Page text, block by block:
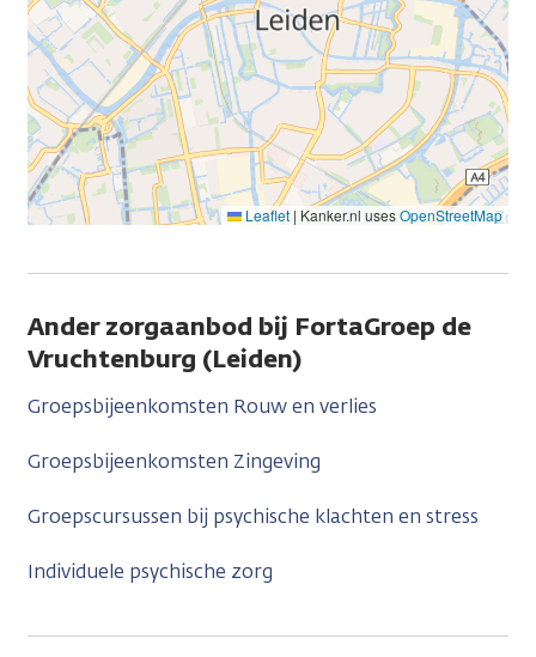
Leaflet | Kanker.nl usesOpenStreetMap
Ander zorgaanbod bij FortaGroep de
Vruchtenburg (Leiden)
Groepsbijeenkomsten Rouw en verlies
Groepsbijeenkomsten Zingeving
Groepscursussen bij psychische klachten en stress
Individuele psychische zorg